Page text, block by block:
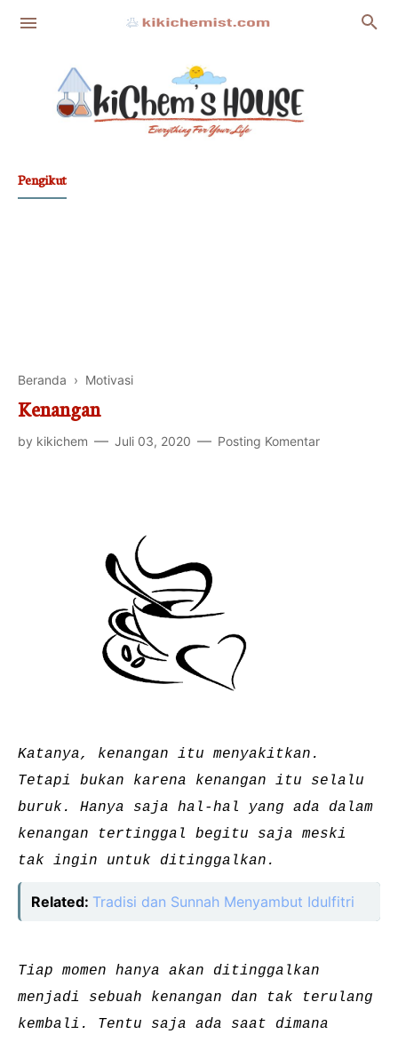
Motivasi
Pengikut
Beranda › Motivasi
Kenangan
by kikichem Juli 03, 2020 Posting Komentar
Katanya, kenangan itu menyakitkan.
Tetapi bukan karena kenangan itu selalu
buruk. Hanya saja hal-hal yang ada dalam
kenangan tertinggal begitu saja meski
tak ingin untuk ditinggalkan.
Related: Tradisi dan Sunnah Menyambut Idulfitri
Tiap momen hanya akan ditinggalkan
menjadi sebuah kenangan dan tak terulang
kembali. Tentu saja ada saat dimana